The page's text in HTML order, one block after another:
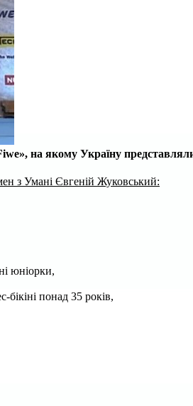
на якому Україну
з Умані Євгеній Жуковський:
юніорки,
понад 35 років,